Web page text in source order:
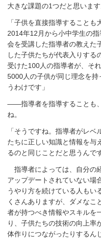
大きな課題の1つだと思います
「子供を直接指導することも
2014年12月から小中学生の
会を受講した指導者の教えた
した子供たちが代表入りする
受けた100人の指導者が、そ
5000人の子供が同じ理念を
うわけです」
――指導者を指導することも
ね。
「そうですね。指導者がレ
たちに正しい知識と情報を与
るのと同じことだと思うんで
指導者によっては、自分の
アップデートされていない場
うやり方を続けている人もい
くさんありますが、ダメなこ
者が持つべき情報やスキルを
り、子供たちの技術の向上率
体作りにつながったりするん